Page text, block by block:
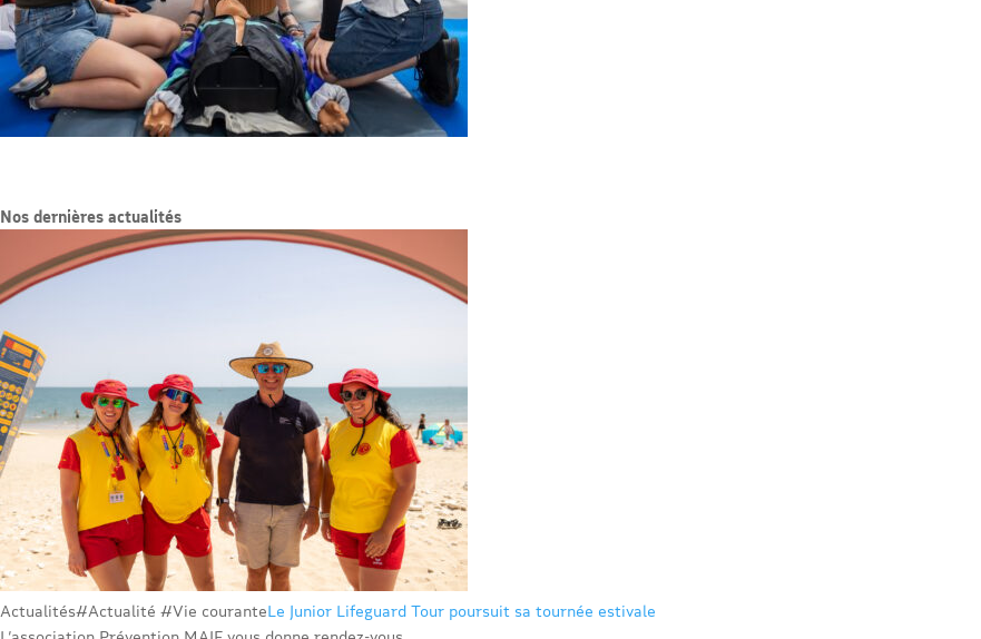
Nos dernières actualités
Actualités#Actualité #Vie couranteLe Junior Lifeguard Tour poursuit sa tournée estivale